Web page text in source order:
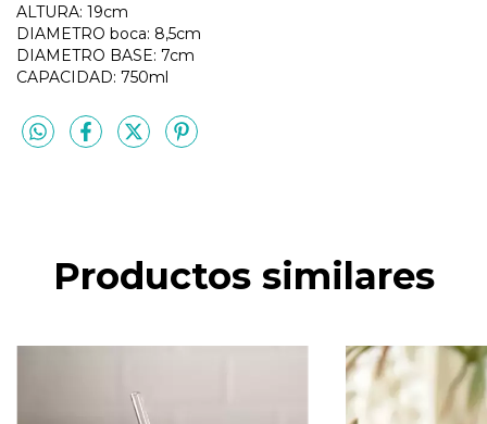
ALTURA: 19cm
DIAMETRO boca: 8,5cm
DIAMETRO BASE: 7cm
CAPACIDAD: 750ml
Productos similares